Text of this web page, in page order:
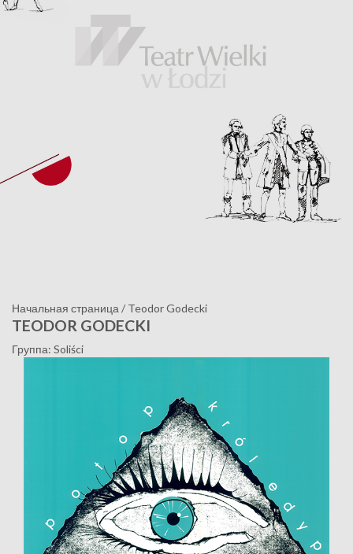
Начальная страница / Teodor Godecki
TEODOR GODECKI
Группа: Soliści